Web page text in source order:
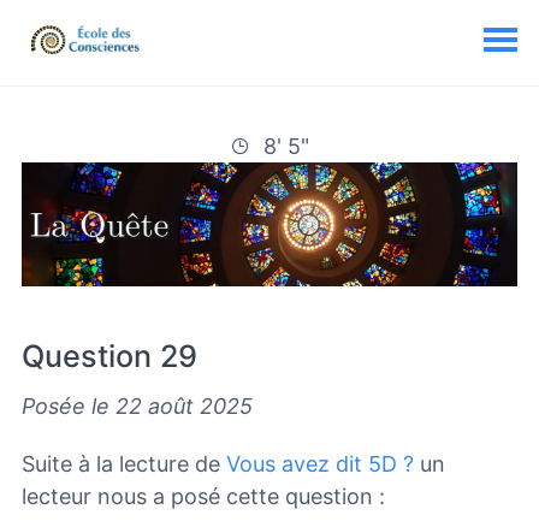
8' 5"
Question 29
Posée le 22 août 2025
Suite à la lecture de Vous avez dit 5D ? un
lecteur nous a posé cette question :